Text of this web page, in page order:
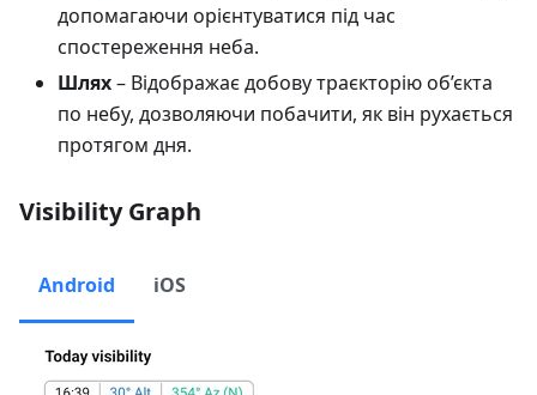
допомагаючи орієнтуватися під час
спостереження неба.
Шлях– Відображає добову траєкторію об’єкта
по небу, дозволяючи побачити, як він рухається
протягом дня.
Visibility Graph
Android iOS